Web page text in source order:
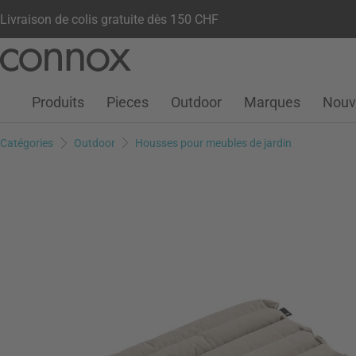
Livraison de colis gratuite dès 150 CHF
contenu
Votre compteListe de souhaits
Warenkorb
Produits Pieces Outdoor Marques
Catégories Outdoor Housses pour meubles de jardin